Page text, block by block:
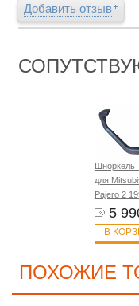
Добавить отзыв
Шноркель
для
Pajero 2
5
В
ПОХОЖИЕ